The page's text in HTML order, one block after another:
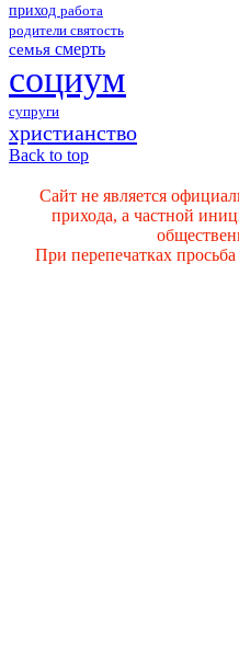
приход работа
родители святость
семья смерть
социум
супруги
христианство
Back to top
Сайт не является
прихода, а частной
При перепечатках